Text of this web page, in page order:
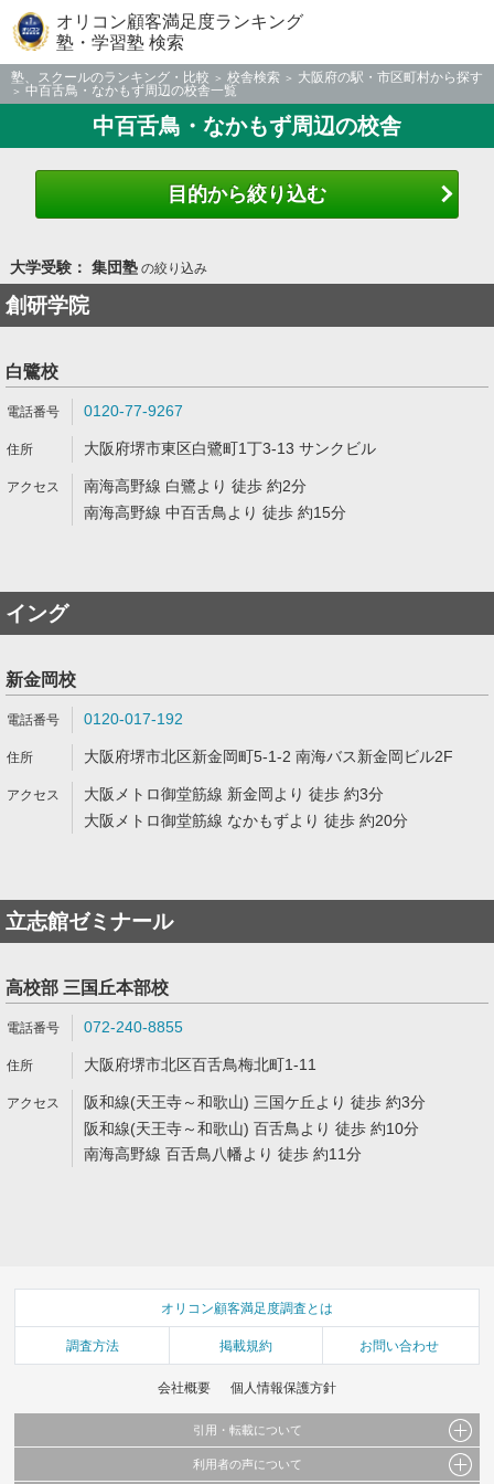
オリコン顧客満足度ランキング
塾・学習塾 検索
塾、スクールのランキング・比較 校舎検索
大阪府の駅・市区町村から探す
中百舌鳥・なかもず周辺の校舎一覧
中百舌鳥・なかもず周辺の校舎
目的から絞り込む
大学受験： 集団塾の絞り込み
創研学院
白鷺校
0120-77-9267
大阪府堺市東区白鷺町1丁3-13 サンクビル
南海高野線 白鷺より 徒歩 約2分
南海高野線 中百舌鳥より 徒歩 約15分
イング
新金岡校
0120-017-192
大阪府堺市北区新金岡町5-1-2 南海バス新金岡ビル2F
大阪メトロ御堂筋線 新金岡より 徒歩 約3分
大阪メトロ御堂筋線 なかもずより 徒歩 約20分
立志館ゼミナール
高校部 三国丘本部校
072-240-8855
大阪府堺市北区百舌鳥梅北町1-11
阪和線(天王寺～和歌山) 三国ケ丘より 徒歩 約3分
阪和線(天王寺～和歌山) 百舌鳥より 徒歩 約10分
南海高野線 百舌鳥八幡より 徒歩 約11分
オリコン顧客満足度調査とは
調査方法 掲載規約 お問い合わせ
会社概要 個人情報保護方針
引用・転載について
当サイトで公開されている情報（文字、写真、イラスト、画像データ等）及びこれらの配
利用者の声について